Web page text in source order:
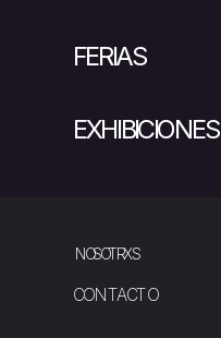
FERIAS
EXHIBICIONES
NOSOTRXS
CONTACTO